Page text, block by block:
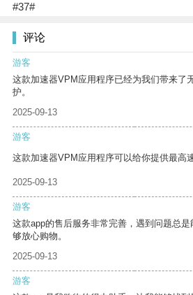
#37#
评论
游客
这款加速器VPM应用程序已经为我们带来了
护。
2025-09-13
游客
这款加速器VPM应用程序可以给你提供最高
2025-09-13
游客
这款app的售后服务非常完善，遇到问题总
够放心购物。
2025-09-13
游客